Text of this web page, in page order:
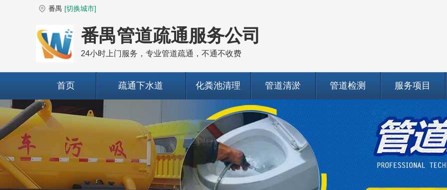
番禺 [切换城市]
番禺管道疏通服务公司
24小时上门服务，专业管道疏通，不通不收费
首页 疏通下水道 化粪池清理 管道清淤 管道检测 服务项目